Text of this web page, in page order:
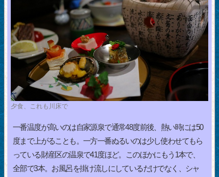
夕食、これも川床で
一番温度が高いのは自家源泉で通常48度前後、熱い時には50
度まで上がることも。一方一番ぬるいのは少し使わせてもら
っている財産区の温泉で41度ほど。このほかにもう1本で、
全部で3本。お風呂を掛け流しにしているだけでなく、シャ